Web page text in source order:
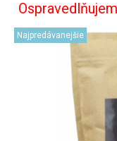
Najpredávanejšie